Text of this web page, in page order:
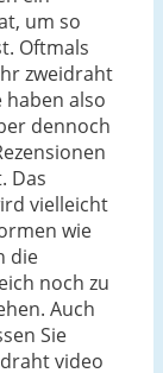
um so
Oftmals
zweidraht
also
dennoch
Das
vielleicht
wie
die
noch zu
Auch
Sie
video